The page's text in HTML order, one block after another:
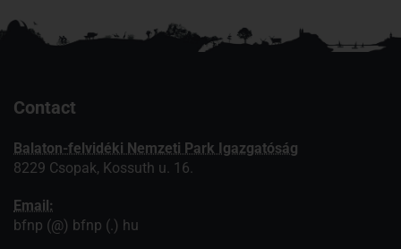
Contact
Balaton-felvidéki Nemzeti Park Igazgatóság
8229 Csopak, Kossuth u. 16.
Email:
bfnp (@) bfnp (.) hu